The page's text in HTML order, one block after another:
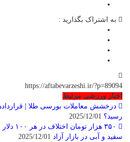
به اشتراک بگذارید :
https://aftabevarzeshi.ir/?p=89094
اخبار ورزشی مرتبط
درخشش معاملات بورسی طلا |
رسید؟
۳۵۰
سفید و آبی در بازار آزاد